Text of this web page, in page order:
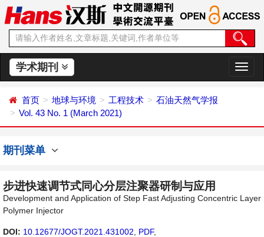
学术期刊
切
换
首页 地球与环境 工程技术
石油天然气学报
Vol. 43 No. 1 (March 2021)
期刊菜单
步进快速调节式同心分层注聚器研制与应用
Development and Application of Step Fast Adjusting Concentric Layer
Polymer Injector
DOI: 10.12677/JOGT.2021.431002 PDF,